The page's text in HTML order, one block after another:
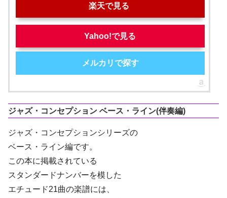
楽天で見る
Yahoo!で見る
メルカリで探す
ジャズ・コンセプション ベース・ライン(伴奏編)
ジャズ・コンセプションシリーズの
ベース・ライン編です。
この本に掲載されている
スタンダードナンバーを模した
エチュード21曲の楽譜には、